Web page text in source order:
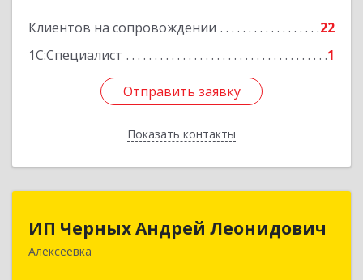
Клиентов на сопровождении
22
1С:Специалист
1
Отправить заявку
Показать контакты
Отправить заявку
Назад
ИП Черных Андрей Леонидович
Алексеевка
ИП Черных Андрей Леонидович
309850, Белгородская обл, Алексеевский р-н,